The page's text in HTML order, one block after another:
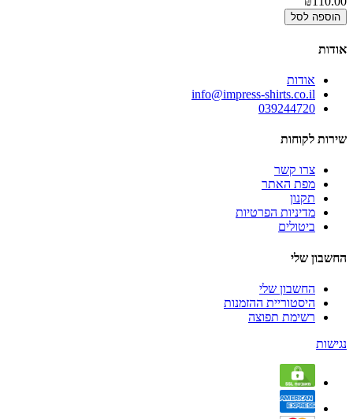
הוספה לסל
אודות
אודות
info@impress-shirts.co.il
039244720
שירות לקוחות
צרו קשר
מפת האתר
תקנון
מדיניות הפרטיות
ביטולים
החשבון שלי
החשבון שלי
היסטוריית ההזמנות
רשימת תפוצה
נגישות